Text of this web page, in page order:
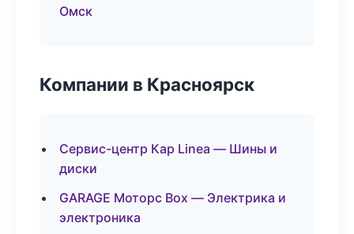
Омск
Компании в Красноярск
Сервис-центр Кар Linea — Шины и
диски
GARAGE Моторс Box — Электрика и
электроника